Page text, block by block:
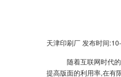
天津印刷厂 发布时间
随着互联网时代
提高版面的利用率,在有